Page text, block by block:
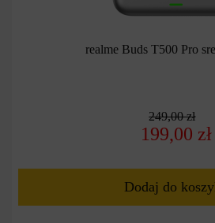
realme Buds T500 Pro
249,00 zł
199,00 zł
Dodaj do